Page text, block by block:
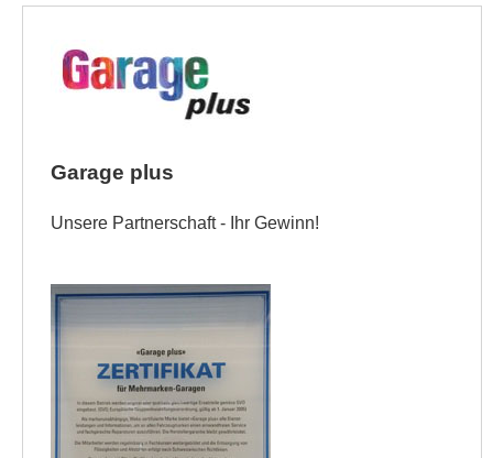
Garage plus
Unsere Partnerschaft - Ihr Gewinn!